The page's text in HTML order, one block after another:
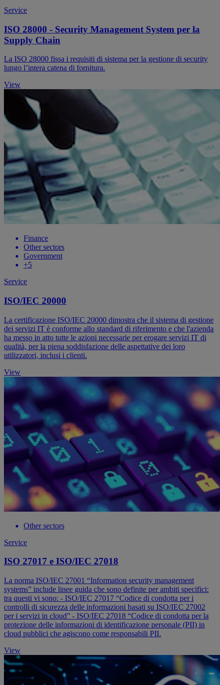
Service
ISO 28000 - Security Management System per la
Supply Chain
La ISO 28000 fissa i requisiti di sistema per la gestione di security
lungo l’intera catena di fornitura.
View
Finance
Other sectors
Government
+5
Service
ISO/IEC 20000
La certificazione ISO/IEC 20000 dimostra che il sistema di gestione
dei servizi IT è conforme allo standard di riferimento e che l'azienda
ha messo in atto tutte le azioni necessarie per erogare servizi IT di
qualità, per la piena soddisfazione delle aspettative dei loro
utilizzatori, inclusi i clienti.
View
Other sectors
Service
ISO 27017 e ISO/IEC 27018
La norma ISO/IEC 27001 “Information security management
systems” include linee guida che sono definite per ambiti specifici:
tra questi vi sono: - ISO/IEC 27017 “Codice di condotta per i
controlli di sicurezza delle informazioni basati su ISO/IEC 27002
per i servizi in cloud” - ISO/IEC 27018 “Codice di condotta per la
protezione delle informazioni di identificazione personale (PII) in
cloud pubblici che agiscono come responsabili PII.
View